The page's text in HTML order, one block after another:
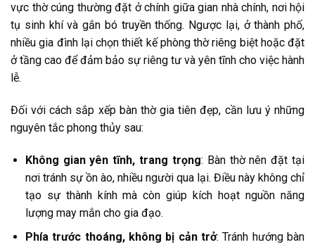
vực thờ cúng thường đặt ở chính giữa gian nhà chính, nơi hội
tụ sinh khí và gắn bó truyền thống. Ngược lại, ở thành phố,
nhiều gia đình lại chọn thiết kế phòng thờ riêng biệt hoặc đặt
ở tầng cao để đảm bảo sự riêng tư và yên tĩnh cho việc hành
lễ.
Đối với cách sắp xếp bàn thờ gia tiên đẹp, cần lưu ý những
nguyên tắc phong thủy sau:
Không gian yên tĩnh, trang trọng: Bàn thờ nên đặt tại
nơi tránh sự ồn ào, nhiều người qua lại. Điều này không chỉ
tạo sự thành kính mà còn giúp kích hoạt nguồn năng
lượng may mắn cho gia đạo.
Phía trước thoáng, không bị cản trở: Tránh hướng bàn